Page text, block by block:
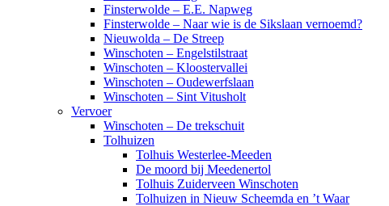
Finsterwolde – E.E. Napweg
Finsterwolde – Naar wie is de Sikslaan vernoemd?
Nieuwolda – De Streep
Winschoten – Engelstilstraat
Winschoten – Kloostervallei
Winschoten – Oudewerfslaan
Winschoten – Sint Vitusholt
Vervoer
Winschoten – De trekschuit
Tolhuizen
Tolhuis Westerlee-Meeden
De moord bij Meedenertol
Tolhuis Zuiderveen Winschoten
Tolhuizen in Nieuw Scheemda en ’t Waar